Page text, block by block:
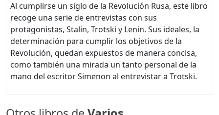
Al cumplirse un siglo de la Revolución Rusa, este libro
recoge una serie de entrevistas con sus
protagonistas, Stalin, Trotski y Lenin. Sus ideales, la
determinación para cumplir los objetivos de la
Revolución, quedan expuestos de manera concisa,
como también una mirada un tanto personal de la
mano del escritor Simenon al entrevistar a Trotski.